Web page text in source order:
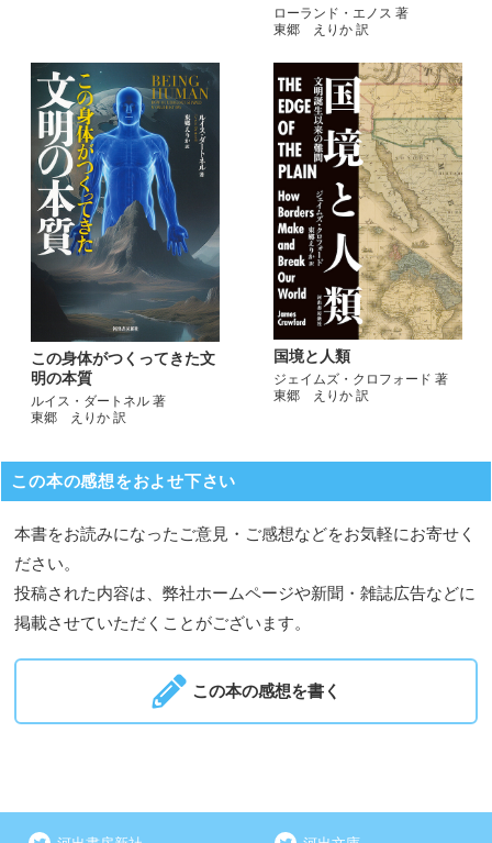
ローランド・エノス 著
東郷 えりか 訳
この身体がつくってきた文
明の本質
ルイス・ダートネル 著
東郷 えりか 訳
国境と人類
ジェイムズ・クロフォード 著
東郷 えりか 訳
この本の感想をおよせ下さい
本書をお読みになったご意見・ご感想などをお気軽にお寄せく
ださい。
投稿された内容は、弊社ホームページや新聞・雑誌広告などに
掲載させていただくことがございます。
この本の感想を書く